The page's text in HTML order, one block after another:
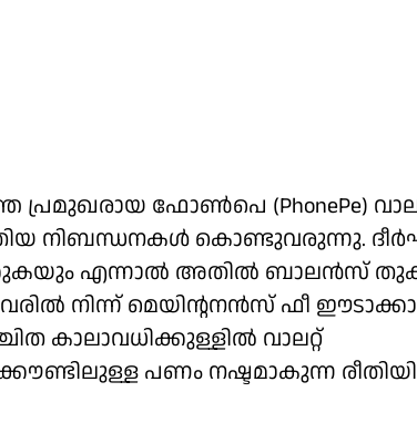
പ്രമുഖരായ ഫോണ്‍പെ (PhonePe)
നിബന്ധനകള്‍ കൊണ്ടുവരുന്നു.
എന്നാല്‍ അതില്‍ ബാലന്‍സ്
നിന്ന് മെയിന്റനന്‍സ് ഫീ
കാലാവധിക്കുള്ളില്‍ വാലറ്റ്
പണം നഷ്ടമാകുന്ന